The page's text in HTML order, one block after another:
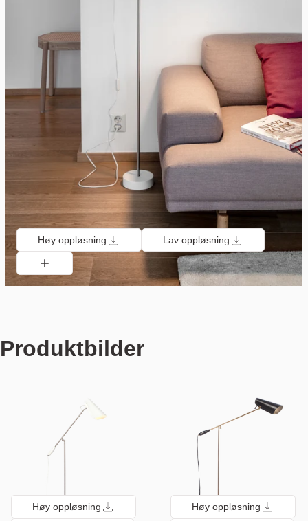
Høy oppløsning Lav oppløsning
Produktbilder
Høy oppløsning Høy oppløsning